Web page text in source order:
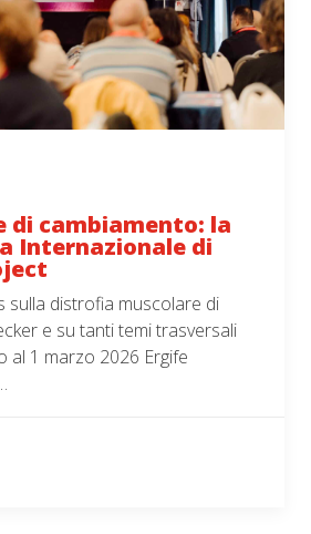
di cambiamento: la
Internazionale di
sulla distrofia muscolare di
e su tanti temi trasversali
al 1 marzo 2026 Ergife